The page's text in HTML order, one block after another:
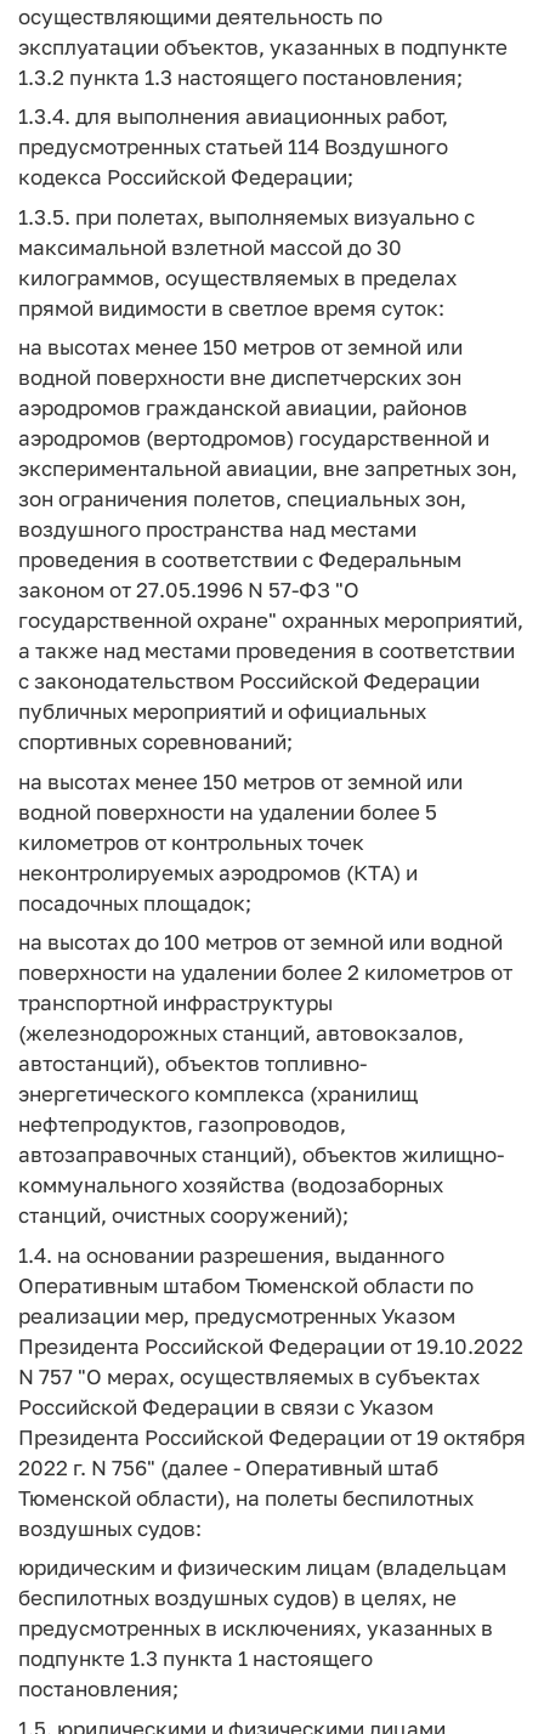
осуществляющими деятельность по
эксплуатации объектов, указанных в подпункте
1.3.2 пункта 1.3 настоящего постановления;
1.3.4. для выполнения авиационных работ,
предусмотренных статьей 114 Воздушного
кодекса Российской Федерации;
1.3.5. при полетах, выполняемых визуально с
максимальной взлетной массой до 30
килограммов, осуществляемых в пределах
прямой видимости в светлое время суток:
на высотах менее 150 метров от земной или
водной поверхности вне диспетчерских зон
аэродромов гражданской авиации, районов
аэродромов (вертодромов) государственной и
экспериментальной авиации, вне запретных зон,
зон ограничения полетов, специальных зон,
воздушного пространства над местами
проведения в соответствии с Федеральным
законом от 27.05.1996 N 57-ФЗ "О
государственной охране" охранных мероприятий,
а также над местами проведения в соответствии
с законодательством Российской Федерации
публичных мероприятий и официальных
спортивных соревнований;
на высотах менее 150 метров от земной или
водной поверхности на удалении более 5
километров от контрольных точек
неконтролируемых аэродромов (КТА) и
посадочных площадок;
на высотах до 100 метров от земной или водной
поверхности на удалении более 2 километров от
транспортной инфраструктуры
(железнодорожных станций, автовокзалов,
автостанций), объектов топливно-
энергетического комплекса (хранилищ
нефтепродуктов, газопроводов,
автозаправочных станций), объектов жилищно-
коммунального хозяйства (водозаборных
станций, очистных сооружений);
1.4. на основании разрешения, выданного
Оперативным штабом Тюменской области по
реализации мер, предусмотренных Указом
Президента Российской Федерации от 19.10.2022
N 757 "О мерах, осуществляемых в субъектах
Российской Федерации в связи с Указом
Президента Российской Федерации от 19 октября
2022 г. N 756" (далее - Оперативный штаб
Тюменской области), на полеты беспилотных
воздушных судов:
юридическим и физическим лицам (владельцам
беспилотных воздушных судов) в целях, не
предусмотренных в исключениях, указанных в
подпункте 1.3 пункта 1 настоящего
постановления;
1.5. юридическими и физическими лицами